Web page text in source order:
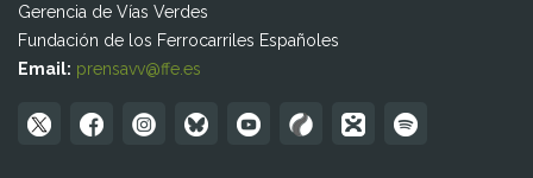
Gerencia de Vías Verdes
Fundación de los Ferrocarriles Españoles
Email: prensavv@ffe.es